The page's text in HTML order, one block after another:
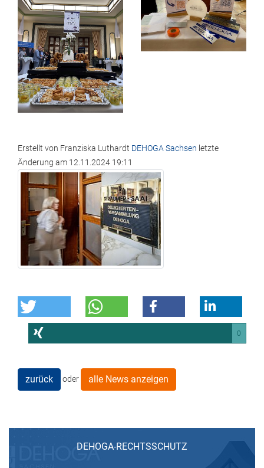
Erstellt von Franziska Luthardt DEHOGA Sachsen letzte
Änderung am 12.11.2024 19:11
0
zurück oder alle News anzeigen
DEHOGA-RECHTSSCHUTZ